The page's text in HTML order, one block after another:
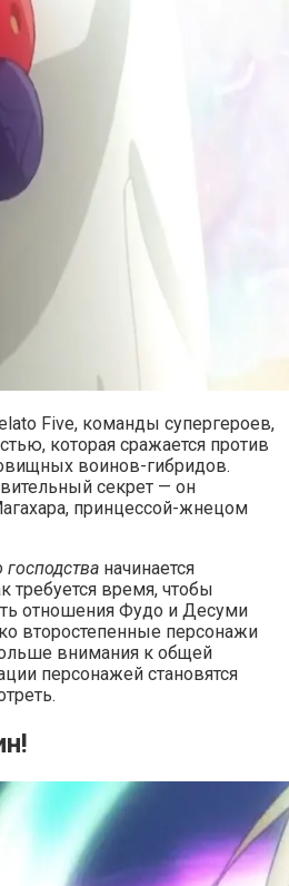
Five, команды супергероев,
которая сражается против
воинов-гибридов.
секрет — он
принцессой-жнецом
начинается
требуется время, чтобы
отношения Фудо и Десуми
второстепенные персонажи
внимания к общей
персонажей становятся